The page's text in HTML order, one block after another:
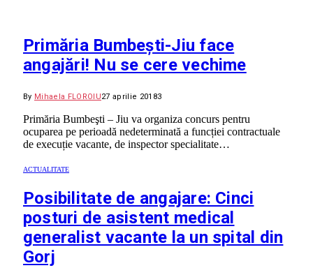
Primăria Bumbești-Jiu face
angajări! Nu se cere vechime
By Mihaela FLOROIU27 aprilie 20183
Primăria Bumbeşti – Jiu va organiza concurs pentru
ocuparea pe perioadă nedeterminată a funcției contractuale
de execuție vacante, de inspector specialitate…
ACTUALITATE
Posibilitate de angajare: Cinci
posturi de asistent medical
generalist vacante la un spital din
Gorj